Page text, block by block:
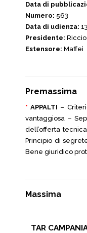
Data di
Numero: 563
Data di udienza:
Presidente: Riccio
Estensore: Maffei
Premassima
*APPALTI –
vantaggiosa –
dell’offerta
Principio di
Bene giuridico
Massima
TAR